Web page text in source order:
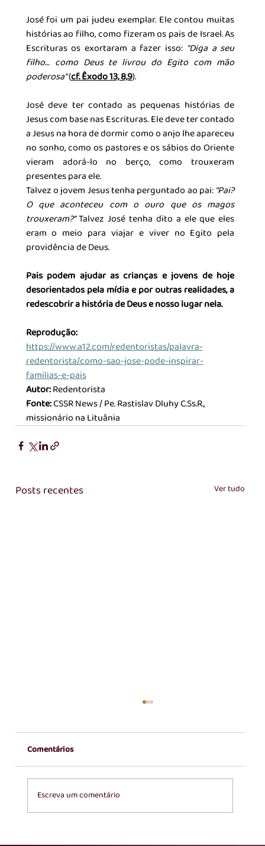
José foi um pai judeu exemplar. Ele contou muitas
histórias ao filho, como fizeram os pais de Israel. As
Escrituras os exortaram a fazer isso: “Diga a seu
filho… como Deus te livrou do Egito com mão
poderosa” (cf. Êxodo 13, 8,9).
José deve ter contado as pequenas histórias de
Jesus com base nas Escrituras. Ele deve ter contado
a Jesus na hora de dormir como o anjo lhe apareceu
no sonho, como os pastores e os sábios do Oriente
vieram adorá-lo no berço, como trouxeram
presentes para ele.
Talvez o jovem Jesus tenha perguntado ao pai: “Pai?
O que aconteceu com o ouro que os magos
trouxeram?” Talvez José tenha dito a ele que eles
eram o meio para viajar e viver no Egito pela
providência de Deus.
Pais podem ajudar as crianças e jovens de hoje
desorientados pela mídia e por outras realidades, a
redescobrir a história de Deus e nosso lugar nela.
Reprodução:
https://www.a12.com/redentoristas/palavra-
redentorista/como-sao-jose-pode-inspirar-
familias-e-pais
Autor: Redentorista
Fonte: CSSR News / Pe. Rastislav Dluhy C.Ss.R.,
missionário na Lituânia
Posts recentes Ver tudo
Posse Canônica do Pe. Fagner Dalbem Mapa
Comentários
Escreva um comentário